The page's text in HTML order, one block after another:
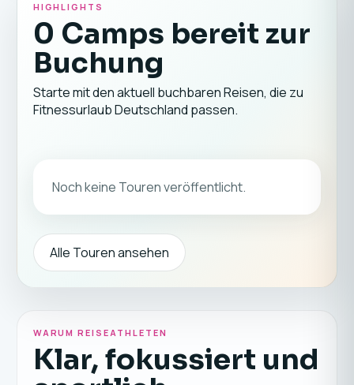
HIGHLIGHTS
0 Camps bereit zur
Buchung
Starte mit den aktuell buchbaren Reisen, die zu
Fitnessurlaub Deutschland passen.
Noch keine Touren veröffentlicht.
Alle Touren ansehen
WARUM REISEATHLETEN
Klar, fokussiert und